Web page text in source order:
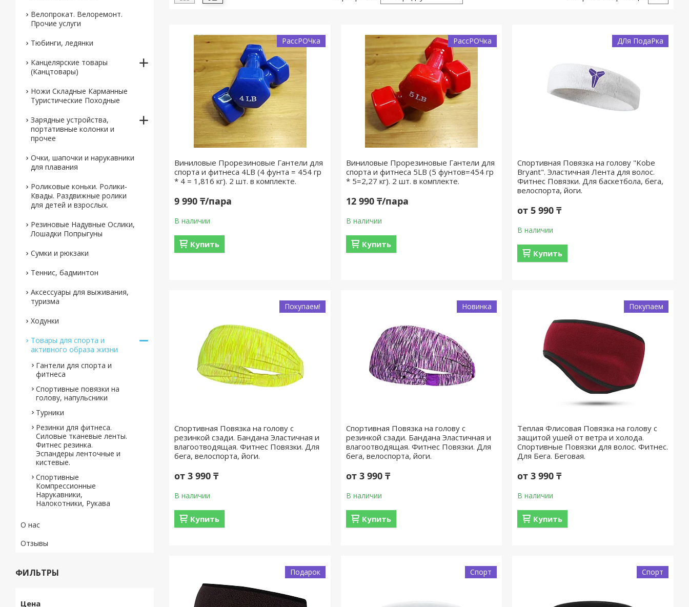
РассРОЧка
Виниловые Прорезиновые Гантели для
спорта и фитнеса 4LB (4 фунта = 454 гр
* 4 = 1,816 кг). 2 шт. в комплекте.
9 990 ₸/пара
В наличии
Купить
РассРОЧка
Виниловые Прорезиновые Гантели для
спорта и фитнеса 5LB (5 фунтов=454 гр
* 5=2,27 кг). 2 шт. в комплекте.
12 990 ₸/пара
В наличии
Купить
ДЛя ПодаРка
Спортивная Повязка на голову "Kobe
Bryant". Эластичная Лента для волос.
Фитнес Повязки. Для баскетбола, бега,
велоспорта, йоги.
от 5 990 ₸
В наличии
Купить
Покупаем!
Спортивная Повязка на голову с
резинкой сзади. Бандана Эластичная и
влагоотводящая. Фитнес Повязки. Для
бега, велоспорта, йоги.
от 3 990 ₸
В наличии
Купить
Новинка
Спортивная Повязка на голову с
резинкой сзади. Бандана Эластичная и
влагоотводящая. Фитнес Повязки. Для
бега, велоспорта, йоги.
от 3 990 ₸
В наличии
Купить
Покупаем
Теплая Флисовая Повязка на голову с
защитой ушей от ветра и холода.
Спортивные Повязки для волос. Фитнес.
Для Бега. Беговая.
от 3 990 ₸
В наличии
Купить
Подарок Спорт Спорт
Велопрокат. Велоремонт.
Прочие услуги
Тюбинги, ледянки
Канцелярские товары
(Канцтовары)
Ножи Складные Карманные
Туристические Походные
Зарядные устройства,
портативные колонки и
прочее
Очки, шапочки и нарукавники
для плавания
Роликовые коньки. Ролики-
Квады. Раздвижные ролики
для детей и взрослых.
Резиновые Надувные Ослики,
Лошадки Попрыгуны
Сумки и рюкзаки
Теннис, бадминтон
Аксессуары для выживания,
туризма
Ходунки
Товары для спорта и
активного образа жизни
Гантели для спорта и
фитнеса
Спортивные повязки на
голову, напульсники
Турники
Резинки для фитнеса.
Силовые тканевые ленты.
Фитнес резинка.
Эспандеры ленточные и
кистевые.
Спортивные
Компрессионные
Нарукавники,
Налокотники, Рукава
О нас
Отзывы
ФИЛЬТРЫ
Цена